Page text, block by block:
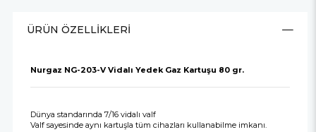
ÜRÜN ÖZELLIKLERI
Nurgaz NG-203-V Vidalı Yedek Gaz Kartuşu 80 gr.
Dünya standarında 7/16 vidalı valf
Valf sayesinde aynı kartuşla tüm cihazları kullanabilme imkanı.